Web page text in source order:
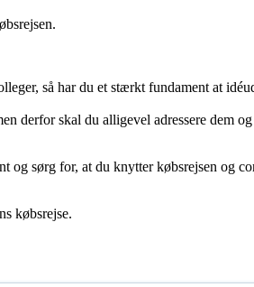
så har du et stærkt fundament at
derfor skal du alligevel adressere dem
sørg for, at du knytter købsrejsen og
købsrejse.